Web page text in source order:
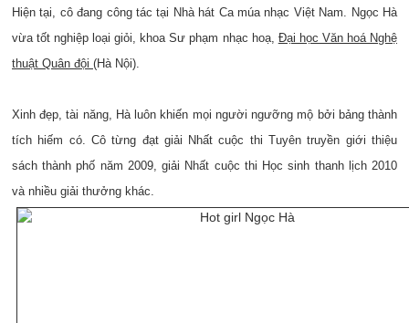
Hiện tại, cô đang công tác tại Nhà hát Ca múa nhạc Việt Nam. Ngọc Hà
vừa tốt nghiệp loại giỏi, khoa Sư phạm nhạc hoạ, Đại học Văn hoá Nghệ
thuật Quân đội (Hà Nội).
Xinh đẹp, tài năng, Hà luôn khiến mọi người ngưỡng mộ bởi bảng thành
tích hiếm có. Cô từng đạt giải Nhất cuộc thi Tuyên truyền giới thiệu
sách thành phố năm 2009, giải Nhất cuộc thi Học sinh thanh lịch 2010
và nhiều giải thưởng khác.